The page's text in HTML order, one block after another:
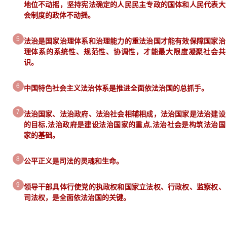
地位不动摇，坚持宪法确定的人民民主专政的国体和人民代表大
会制度的政体不动摇。
5 法治是国家治理体系和治理能力的重法治国才能有效保障国家治
理体系的系统性、规范性、协调性，才能最大限度凝聚社会共
识。
6 中国特色社会主义法治体系是推进全面依法治国的总抓手。
7
法治国家、法治政府、法治社会相辅相成，法治国家是法治建设
的目标,法治政府是建设法治国家的重点,法治社会是构筑法治国
家的基础。
8 公平正义是司法的灵魂和生命。
9 领导干部具体行使党的执政权和国家立法权、行政权、监察权、
司法权，是全面依法治国的关键。